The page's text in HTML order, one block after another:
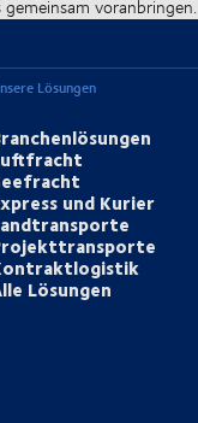
voranbringen.
Lösungen
und Kurier
Lösungen